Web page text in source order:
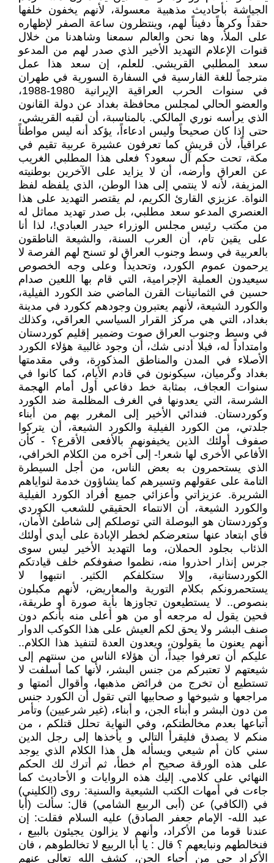
الجياشة بأحاديث مذهبية معسولة، لأنهم يخفون خلفها
حقداً وكرهاً دفيناً لهم، وينتظرون ساعة الصفر لإظهاره
على الملأ، وها نحن والعالم سمعنا وشاهدنا من خلال
قنوات الإعلام التهديد الأخير الذي صدر لهم من المدعو
سعد المطلبي القريشي. للعلم، إن سعد هذا عمل
مترجماً للغة الفارسية في السفارة السورية في طهران
في سنوات الحرب العراقية الإيرانية 1980-1988،
والعضو الحالي لمجلس محافظة بغداد عن دولة القانون
الذي يرأسه نوري المالكي. بالمناسبة، أن لقبه القريشي،
حتى إذا كان صحيحاً وليس ادعاءاً، يؤكد أنه ليس مواطناً
عراقياً، لأن قريش كما تعرفون عشيرة عربية تقيم في
مكة، تحت حكم آل سعود؟ فعلى هذا المطلبي الغريب
عن العراق وأرضه، أن لا يزايد على الآخرين بوطنيته
المزيفة، لأنه لا ينتمي إلى هذا الوطن، الذي يلفظه لفظ
النواة. عزيزي القارئ الكريم، لم يقتصر التهديد على هذا
العنصري المدعو سعد مطلبي، بل صدر تهديد مماثل له
من مكتب رئيس مجلس الوزراء حيدر العبادي!، لذا أنا
على يقين تام، أن العرب السنة، والشيعة الناطقون
بالعربية في وسط وجنوب العراق لو تسنح لهم الفرصة لا
يرحمون عموم الكورد، وتحديداً وعلى وجه الخصوص
سيعيدون العملية الإجرامية، التي قام بها اللعين صدام
حسين في الثمانينات القرن الماضي ضد الكورد الفيلية،
والكورد الشيعة، لأنهم يعتبرون وجودهم ككورد في مدينة
بغداد، التي هي مركز القرار السياسي العراقي، وكذلك
في وسط وجنوب العراق صوت وضمير إقليم كوردستان
وامتداداً له، فبلا أدنى شك، أن وجود غالبية هؤلاء الكورد
الأصلاء في المدن والمناطق المذكورة، وفي مقدمتها
بغداد وگرميان، سيكونون في قادم الأيام، كما كانوا في
سنوات العجاف، بمثابة خط دفاعي أول أمام الهجمة
الشرسة، التي يعدونها في الغرف المظلمة ضد الكورد
وكوردستان. فندائي الأخير إلى المغرر بهم من أبناء
جلدتي، من الكورد الفيلية والكورد الشيعة، أن يتركوا
صفوف أولئك الذين يخيفونهم بالأفعى الأقرع؟ - كأن
الأفاعي الأخرى لها شعر!- إلى آخره من الكلام الخرافي،
الذي يستحمرون به بعض الناس، من أجل السيطرة
التامة على عقولهم وتسيرهم كما يشاؤون خدمة لنواياهم
الشريرة. عزيزاتي وأعزائي جميع أفراد الكورد الفيلية
والكورد الشيعة، أن الانتماء الحقيقي للشعب الكوردي
وكوردستان هو البوصلة التي توصلكم إلى شاطئ الأمان،
فأي ابتعاد عنها ستعرضكم لخطر الإبادة على أيدي أولئك
الذئاب بجلود الحملان، وما التهديد الأخير ليس سوى
جرس إنذار احذروا منه، نظموا صفوفكم خلف قيادتكم
الكوردستانية، وإلا ستكلفكم الكثير. انتبهوا لا
يستحمرونكم بكلام التورية والمعاريض، لأنهم مكبلون
بنصوص.. لا يستطيعون تجاوزها بأية صورة أو طريقة،
فحين يقول له مرجعه أو من هو أعلى منه بأنكم دون
صنف البشر ولا يحق لكم العيش على هذا الكوكب الدوار
أنهم يعنون ما يقولون، ويعدون العدة لتنفيذ هذا الكلام..
عليكم أن تعرفوا جيداً، أن هؤلاء الناس من سنتهم إلى
شيعتهم لا تعتبركم من جنس البشر، لأنها كما أسلفت لا
تستطيع أن تخرج من فرائض مذهبها، وأقوال أئمتها و
مراجعها و شيوخها و صحابيها التي تقول أن الكورد جنس
من دون البشر و أبناء الجن، و أبناء، (غير شرعيين) وتأمر
أتباعها بعدم مخالطتكم، وفي النهاية تحلل قتلكم ، من
منكم لا يصدق فليقرأ التالي و يأخذها إلى رجل الدين
سني كان أم شيعي ويسأله هل هذا الكلام الذي يوجد
على هذه الورقة صحيح أم خطأ، ثم أترك لك الحكم
النهائي على كلامي. إليك هذه الروايات و الأحاديث كما
جاءت في أمهات الكتب الشيعية والسنية: روى (الكليني)
في (الكافي) عن (أبى الربيع الشامي) قال: سألت (أبا
عبد الله- الإمام جعفر الصادق) عليه السلام فقلت: إن
عندنا قوما من الأكراد، وأنهم لا يزالون يجيئون بالبيع ،
فنخالطهم ونبايعهم ؟ قال : يا أبا الربيع لا تخالطوهم ، فان
الأكراد حي من أحياء الجن، كشف الله تعالى عنهم